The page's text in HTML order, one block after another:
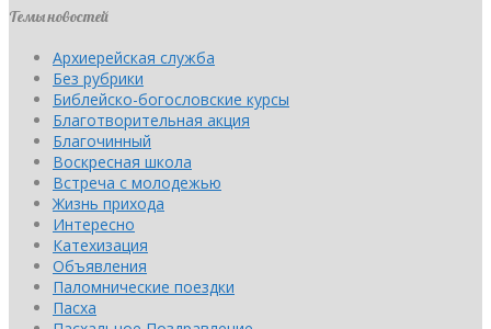
Темы новостей
Архиерейская служба
Без рубрики
Библейско-богословские курсы
Благотворительная акция
Благочинный
Воскресная школа
Встреча с молодежью
Жизнь прихода
Интересно
Катехизация
Объявления
Паломнические поездки
Пасха